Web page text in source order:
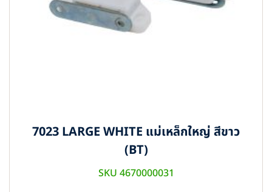
7023 LARGE WHITE แม่เหล็กใหญ่ สีขาว
(BT)
SKU 4670000031